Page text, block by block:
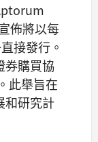
佈將以每
接發行。
券購買協
此舉旨在
和研究計